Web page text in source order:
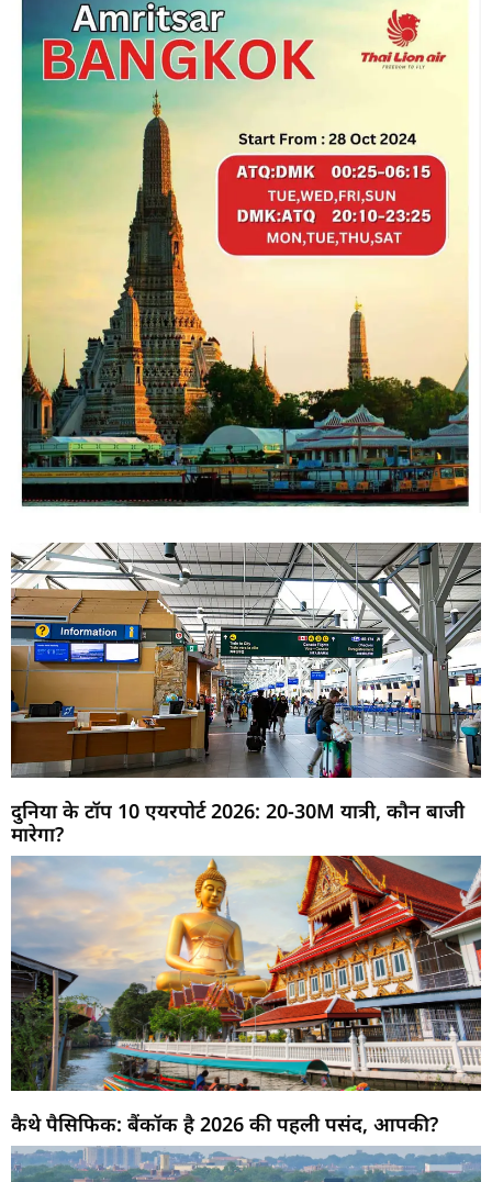
दुनिया के टॉप 10 एयरपोर्ट 2026: 20-30M यात्री, कौन बाजी
मारेगा?
कैथे पैसिफिक: बैंकॉक है 2026 की पहली पसंद, आपकी?